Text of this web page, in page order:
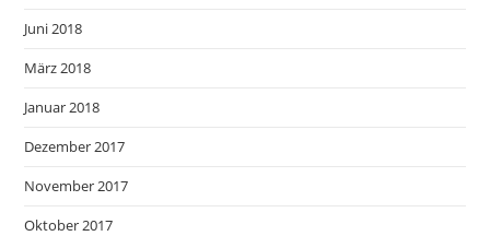
Juni 2018
März 2018
Januar 2018
Dezember 2017
November 2017
Oktober 2017